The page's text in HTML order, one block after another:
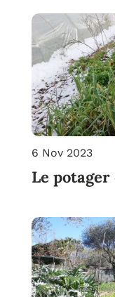
Le
6 Nov 2023